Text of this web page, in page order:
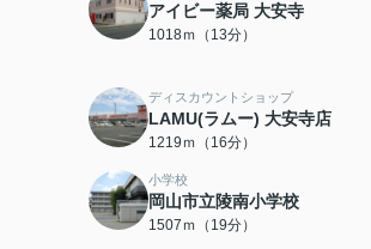
アイビー薬局 大安寺
1018ｍ（13分）
ディスカウントショップ
LAMU(ラムー) 大安寺店
1219ｍ（16分）
小学校
岡山市立陵南小学校
1507ｍ（19分）